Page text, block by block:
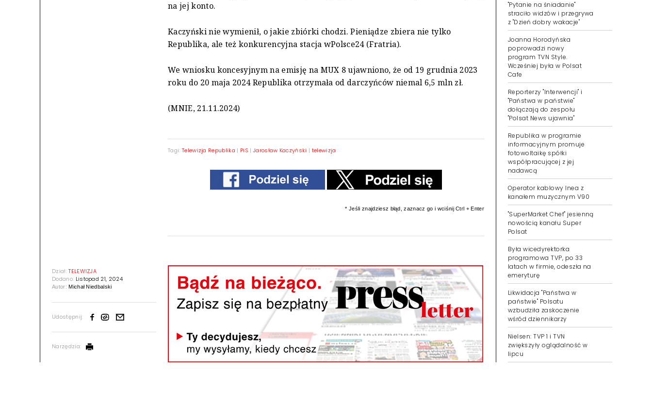
Dział:TELEWIZJA
Dodano: Listopad 21, 2024
Autor:Michał Niedbalski
Udostępnij:
Narzędzia:
na jej konto.
Kaczyński nie wymienił, o jakie zbiórki chodzi. Pieniądze zbiera nie tylko
Republika, ale też konkurencyjna stacja wPolsce24 (Fratria).
We wniosku koncesyjnym na emisję na MUX 8 ujawniono, że od 19 grudnia 2023
roku do 20 maja 2024 Republika otrzymała od darczyńców niemal 6,5 mln zł.
(MNIE, 21.11.2024)
Tagi: Telewizja Republika | PiS | Jarosław Kaczyński | telewizja
* Jeśli znajdziesz błąd, zaznacz go i wciśnij Ctrl + Enter
"Pytanie na śniadanie"
straciło widzów i przegrywa
z "Dzień dobry wakacje"
Joanna Horodyńska
poprowadzi nowy
program TVN Style.
Wcześniej była w Polsat
Cafe
Reporterzy "Interwencji" i
"Państwa w państwie"
dołączają do zespołu
"Polsat News ujawnia"
Republika w programie
informacyjnym promuje
fotowoltaikę spółki
współpracującej z jej
nadawcą
Operator kablowy Inea z
kanałem muzycznym V90
"SuperMarket Chef" jesienną
nowością kanału Super
Polsat
Była wicedyrektorka
programowa TVP, po 33
latach w firmie, odeszła na
emeryturę
Likwidacja "Państwa w
państwie" Polsatu
wzbudziła zaskoczenie
wśród dziennikarzy
Nielsen: TVP 1 i TVN
zwiększyły oglądalność w
lipcu